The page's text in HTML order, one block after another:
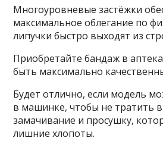
Многоуровневые застёжки
максимальное облегание по
липучки быстро выходят из
Приобретайте бандаж в
быть максимально
Будет отлично, если модель
в машинке, чтобы не тратить
замачивание и просушку,
лишние хлопоты.